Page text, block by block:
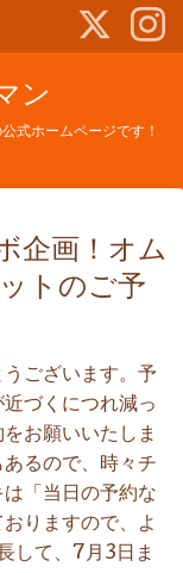
ン
式ホームページです！
企画！オム
トのご予
ございます。予
づくにつれ減っ
お願いいたしま
るので、時々チ
「当日の予約な
りますので、よ
して、7月3日ま